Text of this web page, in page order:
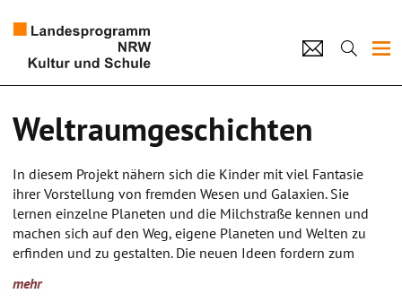
Künstlerpool
Schulen
Kultur und Schule
Weltraumgeschichten
In diesem Projekt nähern sich die Kinder mit viel Fantasie
ihrer Vorstellung von fremden Wesen und Galaxien. Sie
lernen einzelne Planeten und die Milchstraße kennen und
machen sich auf den Weg, eigene Planeten und Welten zu
erfinden und zu gestalten. Die neuen Ideen fordern zum
der Ausführung. Die SchülerInnen entwickeln ihre Lösungen
mehr